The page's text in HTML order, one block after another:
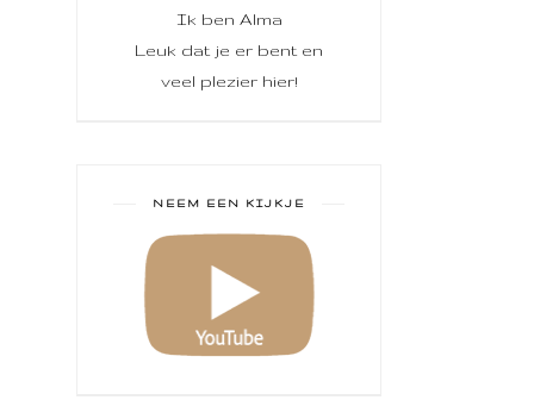
Ik ben Alma
Leuk dat je er bent en
veel plezier hier!
NEEM EEN KIJKJE